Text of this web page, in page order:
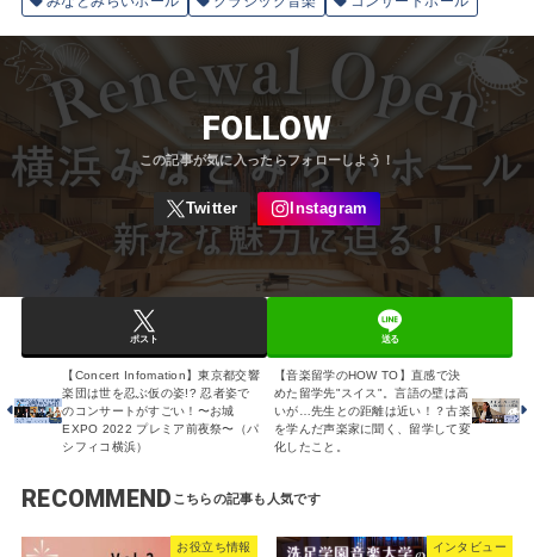
FOLLOW
ポスト 送る
【Concert Infomation】東京都交響
楽団は世を忍ぶ仮の姿!? 忍者姿で
のコンサートがすごい！〜お城
EXPO 2022 プレミア前夜祭〜（パ
シフィコ横浜）
【音楽留学のHOW TO】直感で決
めた留学先"スイス"。言語の壁は高
いが…先生との距離は近い！？古楽
を学んだ声楽家に聞く、留学して変
化したこと。
RECOMMEND
お役立ち情報 インタビュー